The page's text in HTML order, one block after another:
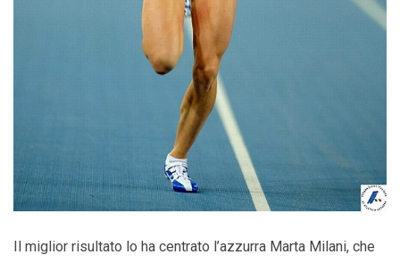
Il miglior risultato lo ha centrato l’azzurra Marta Milani, che